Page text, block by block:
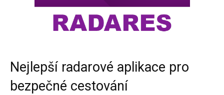
Nejlepší radarové aplikace pro
bezpečné cestování